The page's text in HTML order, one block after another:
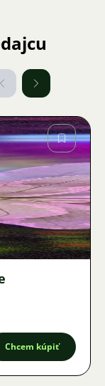
Chcem kúpiť